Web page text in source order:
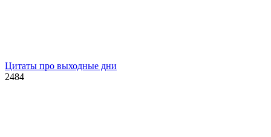
Цитаты про выходные дни
2484